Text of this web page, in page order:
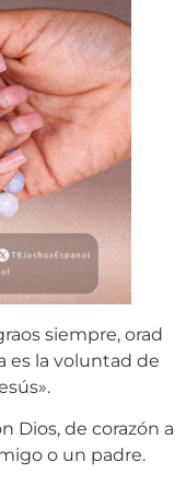
siempre, orad
es la voluntad de
Dios, de corazón a
o un padre.